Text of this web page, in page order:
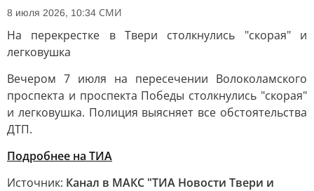
8 июля 2026, 10:34 СМИ
На перекрестке в Твери столкнулись "скорая" и
легковушка
Вечером 7 июля на пересечении Волоколамского
проспекта и проспекта Победы столкнулись "скорая"
и легковушка. Полиция выясняет все обстоятельства
ДТП.
Подробнее на ТИА
Источник: Канал в МАКС "ТИА Новости Твери и